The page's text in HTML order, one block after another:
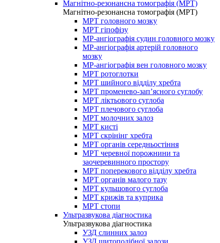
Магнітно-резонансна томографія (МРТ)
Магнітно-резонансна томографія (МРТ)
МРТ головного мозку
МРТ гіпофізу
МР-ангіографія судин головного мозку
МР-ангіографія артерій головного
мозку
МР-ангіографія вен головного мозку
МРТ ротоглотки
МРТ шийного відділу хребта
МРТ променево-зап’ясного суглобу
МРТ ліктьового суглоба
МРТ плечового суглоба
МРТ молочних залоз
МРТ кисті
МРТ скрінінг хребта
МРТ органів середньостіння
МРТ черевної порожнини та
заочеревинного простору
МРТ поперекового відділу хребта
МРТ органів малого тазу
МРТ кульшового суглоба
МРТ крижів та куприка
МРТ стопи
Ультразвукова діагностика
Ультразвукова діагностика
УЗД слинних залоз
УЗД щитоподібної залози